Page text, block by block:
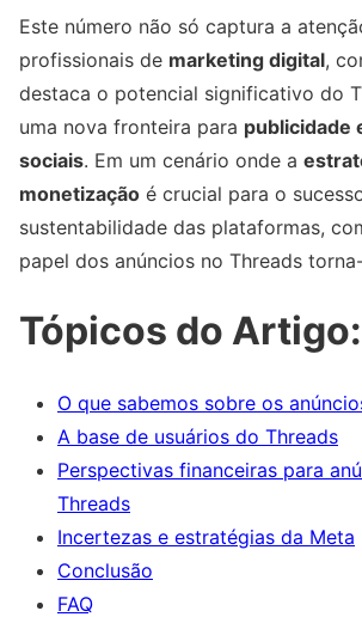
Este número não só captura a
profissionais de marketing digital,
destaca o potencial significativo do
uma nova fronteira para publicidade
sociais. Em um cenário onde a
monetização é crucial para o
sustentabilidade das plataformas,
papel dos anúncios no Threads
Tópicos do Artigo:
O que sabemos sobre os
A base de usuários do Threads
Perspectivas financeiras para
Threads
Incertezas e estratégias da Meta
Conclusão
FAQ